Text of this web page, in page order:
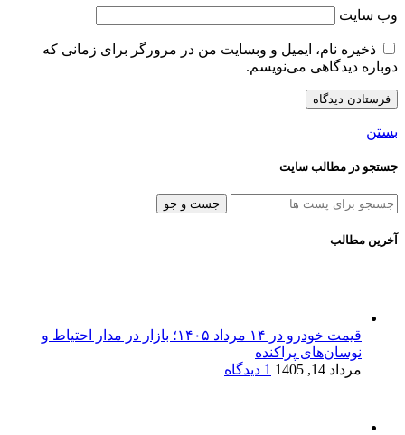
وب‌ سایت
ذخیره نام، ایمیل و وبسایت من در مرورگر برای زمانی که
دوباره دیدگاهی می‌نویسم.
بستن
جستجو در مطالب سایت
جست و جو
آخرین مطالب
قیمت خودرو در ۱۴ مرداد ۱۴۰۵؛ بازار در مدار احتیاط و
نوسان‌های پراکنده
مرداد 14, 1405
1 دیدگاه